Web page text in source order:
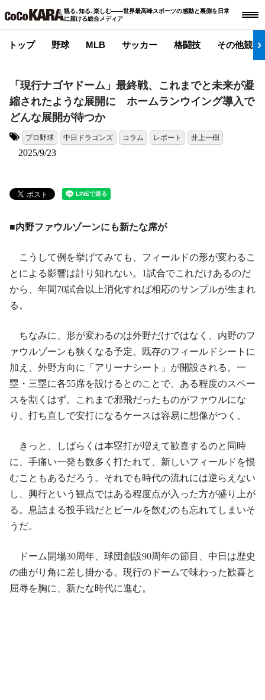
観る､知る､楽しむ――世界最高峰スポーツの感動と裏側を日常
に届ける総合メディア
トップ 野球 MLB サッカー 格闘技 その他競技
「現行ナゴヤドーム」最終戦、これまでと未来が凝
縮されたような展開に ホームランウイング導入で
どんな展開が待つか
プロ野球 中日ドラゴンズ コラム レポート 井上一樹
2025/9/23
■内野ファウルゾーンにも新たな席が
こうして例を挙げてみても、フィールドの形が変わるこ
とによる影響は計り知れない。1試合でこれだけあるのだ
から、年間70試合以上消化すれば相応のサンプルが生まれ
る。
ちなみに、形が変わるのは外野だけではなく、内野のフ
ァウルゾーンも狭くなる予定。既存のフィールドシートに
加え、外野方向に「アリーナシート」が開設される。一
塁・三塁に各55席を設けるとのことで、ある程度のスペー
スを割くはず。これまで邪飛だったものがファウルにな
り、打ち直しで安打になるケースは容易に想像がつく。
きっと、しばらくは本塁打が増えて歓喜するのと同時
に、手痛い一発も数多く打たれて、新しいフィールドを恨
むこともあるだろう。それでも時代の流れには逆らえない
し、興行という観点ではある程度点が入った方が盛り上が
る。息詰まる投手戦だとビールを飲むのも忘れてしまいそ
うだ。
ドーム開場30周年、球団創設90周年の節目、中日は歴史
の曲がり角に差し掛かる。現行のドームで味わった歓喜と
屈辱を胸に、新たな時代に進む。